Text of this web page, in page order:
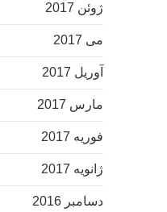
ژوئن 2017
می 2017
آوریل 2017
مارس 2017
فوریه 2017
ژانویه 2017
دسامبر 2016